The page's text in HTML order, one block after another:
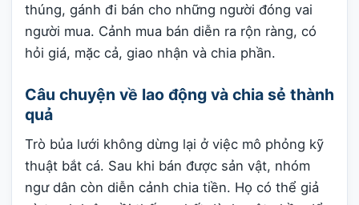
thúng, gánh đi bán cho những người đóng vai
người mua. Cảnh mua bán diễn ra rộn ràng, có
hỏi giá, mặc cả, giao nhận và chia phần.
Câu chuyện về lao động và chia sẻ thành
quả
Trò bủa lưới không dừng lại ở việc mô phỏng kỹ
thuật bắt cá. Sau khi bán được sản vật, nhóm
ngư dân còn diễn cảnh chia tiền. Họ có thể giả